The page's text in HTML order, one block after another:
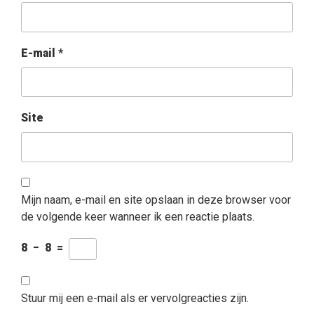
E-mail *
Site
Mijn naam, e-mail en site opslaan in deze browser voor
de volgende keer wanneer ik een reactie plaats.
8 − 8 =
Stuur mij een e-mail als er vervolgreacties zijn.